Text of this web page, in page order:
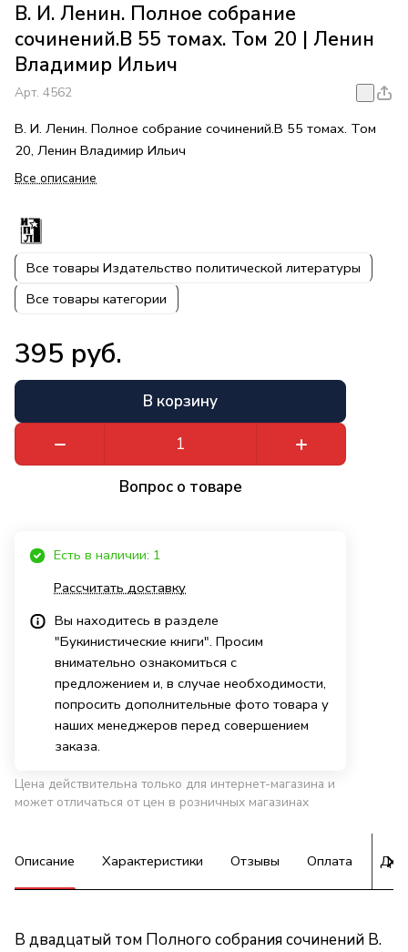
В. И. Ленин. Полное собрание
сочинений.В 55 томах. Том 20 | Ленин
Владимир Ильич
Арт. 4562
В. И. Ленин. Полное собрание сочинений.В 55 томах. Том
20, Ленин Владимир Ильич
Все описание
Все товары Издательство политической литературы
Все товары категории
395 руб.
В корзину
Вопрос о товаре
Есть в наличии: 1
Рассчитать доставку
Вы находитесь в разделе
"Букинистические книги". Просим
внимательно ознакомиться с
предложением и, в случае необходимости,
попросить дополнительные фото товара у
наших менеджеров перед совершением
заказа.
Цена действительна только для интернет-магазина и
может отличаться от цен в розничных магазинах
Описание Характеристики Отзывы Оплата
В двадцатый том Полного собрания сочинений В.